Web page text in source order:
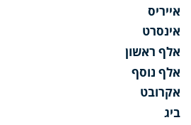
אייריס
אינסרט
אלף ראשון
אלף נוסף
אקרובט
ביג